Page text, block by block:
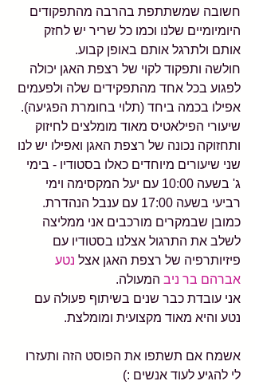
חשובה שמשתתפת בהרבה מהתפקודים
היומיומיים שלנו וכמו כל שריר יש לחזק
אותם ולתרגל אותם באופן קבוע.
חולשה ותפקוד לקוי של רצפת האגן יכולה
לפגוע בכל אחד מהתפקידים שלה ולפעמים
אפילו בכמה ביחד (תלוי בחומרת הפגיעה).
שיעורי הפילאטיס מאוד מומלצים לחיזוק
ותחזוקה נכונה של רצפת האגן ואפילו יש לנו
שני שיעורים מיוחדים כאלו בסטודיו - בימי
ג' בשעה 10:00 עם יעל המקסימה וימי
רביעי בשעה 17:00 עם ענבל הנהדרת.
כמובן שבמקרים מורכבים אני ממליצה
לשלב את התרגול אצלנו בסטודיו עם
פיזיותרפיה של רצפת האגן אצל נטע
אברהם בר ניב המעולה.
אני עובדת כבר שנים בשיתוף פעולה עם
נטע והיא מאוד מקצועית ומומלצת.
אשמח אם תשתפו את הפוסט הזה ותעזרו
לי להגיע לעוד אנשים :)